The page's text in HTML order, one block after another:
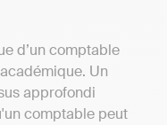
d’un comptable
Un
approfondi
comptable peut